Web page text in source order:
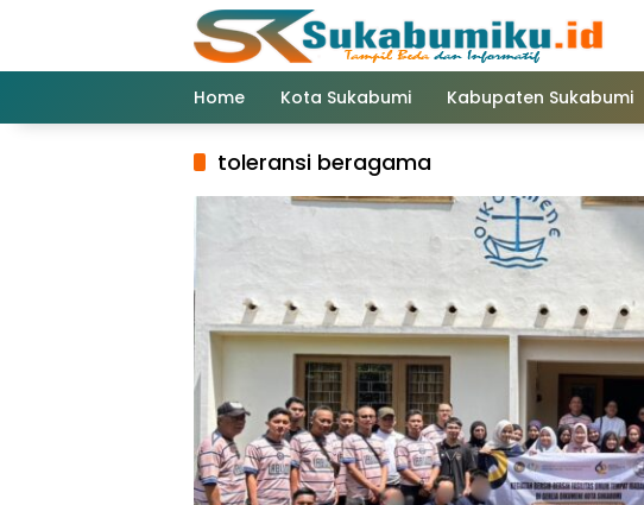
Home Kota Sukabumi Kabupaten Sukabumi
toleransi beragama